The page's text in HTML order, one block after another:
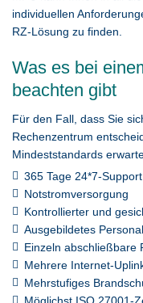
individuellen
RZ-Lösung zu finden.
Was es bei
beachten gibt
Für den Fall, dass Sie
Rechenzentrum
Mindeststandards
365 Tage 24*7-Support
Notstromversorgung
Kontrollierter und
Ausgebildetes Personal
Einzeln abschließbare
Mehrere Internet-
Mehrstufiges